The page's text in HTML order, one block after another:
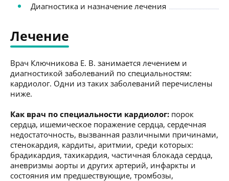
Диагностика и назначение лечения
Лечение
Врач Ключникова Е. В. занимается лечением и
диагностикой заболеваний по специальностям:
кардиолог. Одни из таких заболеваний перечислены
ниже.
Как врач по специальности кардиолог: порок
сердца, ишемическое поражение сердца, сердечная
недостаточность, вызванная различными причинами,
стенокардия, кардиты, аритмии, среди которых:
брадикардия, тахикардия, частичная блокада сердца,
аневризмы аорты и других артерий, инфаркты и
состояния им предшествующие, тромбозы,